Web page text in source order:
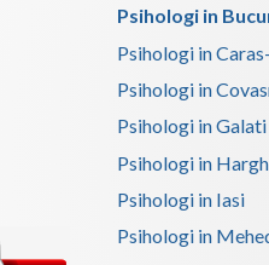
Psihologi in
Psihologi in
Psihologi in
Psihologi in Galati
Psihologi in
Psihologi in Iasi
Psihologi in